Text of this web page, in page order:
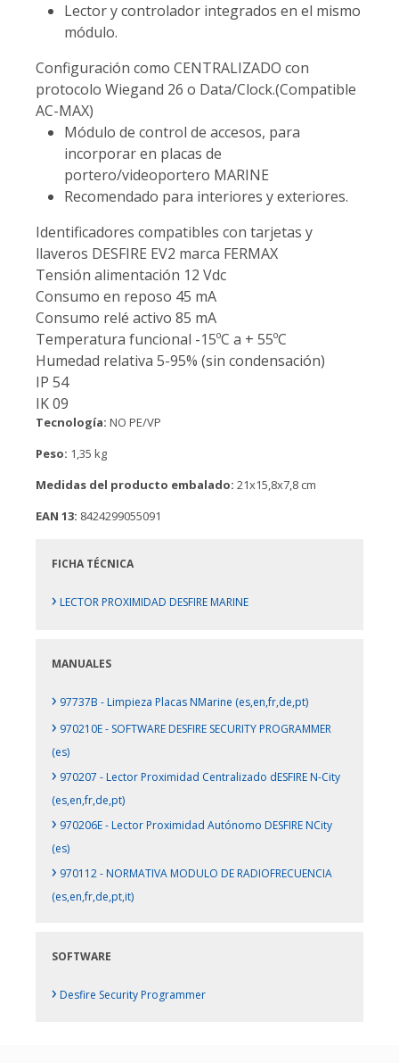
Lector y controlador integrados en el mismo
módulo.
Configuración como CENTRALIZADO con
protocolo Wiegand 26 o Data/Clock.(Compatible
AC-MAX)
Módulo de control de accesos, para
incorporar en placas de
portero/videoportero MARINE
Recomendado para interiores y exteriores.
Identificadores compatibles con tarjetas y
llaveros DESFIRE EV2 marca FERMAX
Tensión alimentación 12 Vdc
Consumo en reposo 45 mA
Consumo relé activo 85 mA
Temperatura funcional -15ºC a + 55ºC
Humedad relativa 5-95% (sin condensación)
IP 54
IK 09
Tecnología: NO PE/VP
Peso: 1,35 kg
Medidas del producto embalado: 21x15,8x7,8 cm
EAN 13: 8424299055091
FICHA TÉCNICA
› LECTOR PROXIMIDAD DESFIRE MARINE
MANUALES
› 97737B - Limpieza Placas NMarine (es,en,fr,de,pt)
› 970210E - SOFTWARE DESFIRE SECURITY PROGRAMMER
(es)
› 970207 - Lector Proximidad Centralizado dESFIRE N-City
(es,en,fr,de,pt)
› 970206E - Lector Proximidad Autónomo DESFIRE NCity
(es)
› 970112 - NORMATIVA MODULO DE RADIOFRECUENCIA
(es,en,fr,de,pt,it)
SOFTWARE
› Desfire Security Programmer